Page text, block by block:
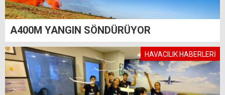
A400M YANGIN SÖNDÜRÜYOR
HAVACILIK HABERLERİ